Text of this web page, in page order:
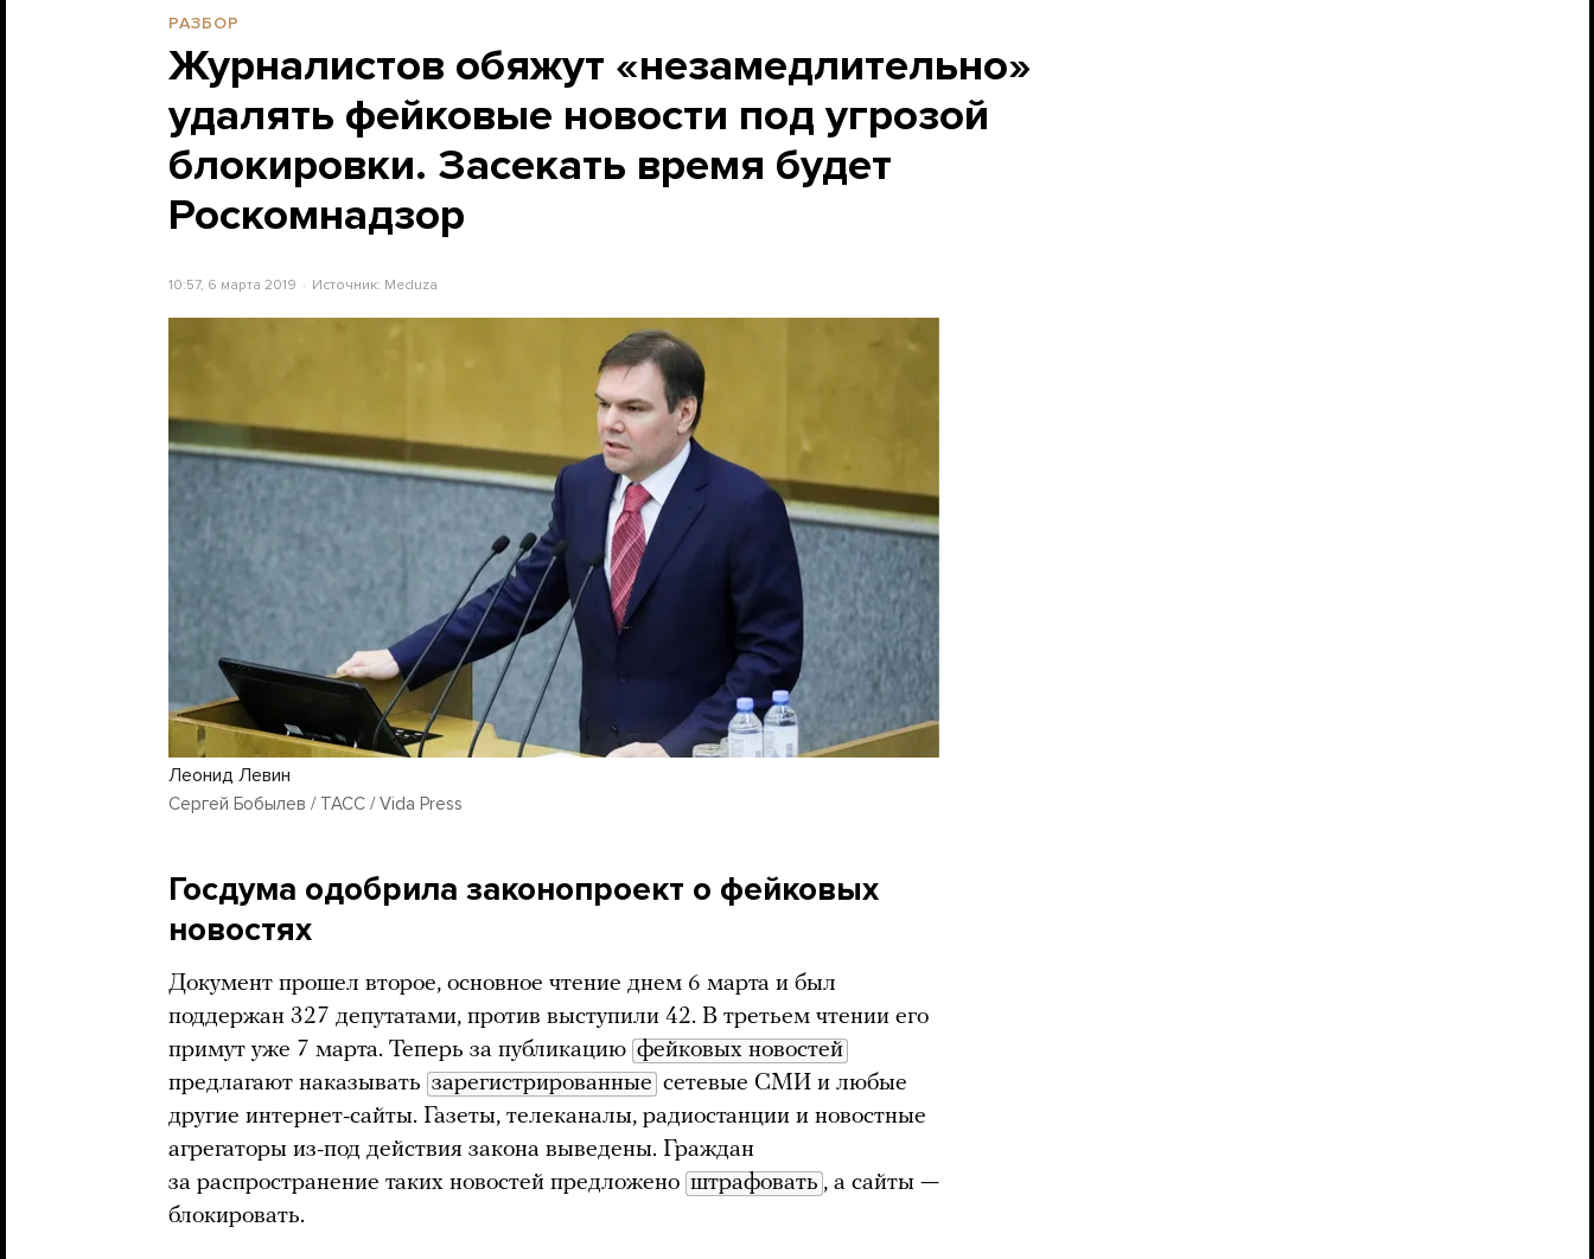
РАЗБОР
Журналистов обяжут «незамедлительно»
удалять фейковые новости под угрозой
блокировки. Засекать время будет
Роскомнадзор
10:57, 6 марта 2019 Источник: Meduza
Леонид Левин
Сергей Бобылев / ТАСС / Vida Press
Госдума одобрила законопроект о фейковых
новостях
Документ прошел второе, основное чтение днем 6 марта и был
поддержан 327 депутатами, против выступили 42. В третьем чтении его
примут уже 7 марта. Теперь за публикацию фейковых новостей
предлагают наказывать зарегистрированные сетевые СМИ и любые
другие интернет-сайты. Газеты, телеканалы, радиостанции и новостные
агрегаторы из-под действия закона выведены. Граждан
за распространение таких новостей предложено штрафовать , а сайты —
блокировать.